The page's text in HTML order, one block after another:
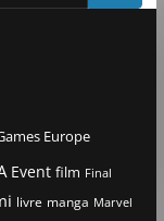
Europe
Event film Final
livre manga Marvel